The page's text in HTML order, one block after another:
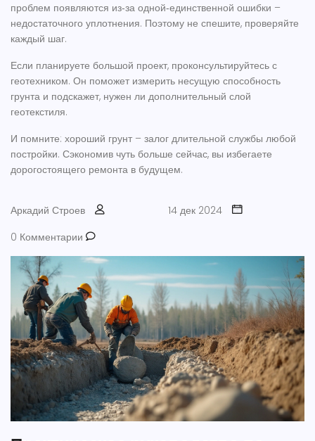
проблем появляются из‑за одной‑единственной ошибки –
недостаточного уплотнения. Поэтому не спешите, проверяйте
каждый шаг.
Если планируете большой проект, проконсультируйтесь с
геотехником. Он поможет измерить несущую способность
грунта и подскажет, нужен ли дополнительный слой
геотекстиля.
И помните: хороший грунт – залог длительной службы любой
постройки. Сэкономив чуть больше сейчас, вы избегаете
дорогостоящего ремонта в будущем.
Аркадий Строев
14 дек 2024
0 Комментарии